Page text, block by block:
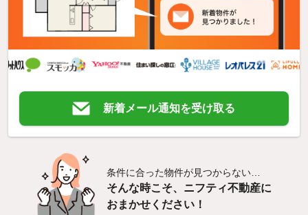
新着メール通知を受け取る
条件に合った物件が見つからない…
そんな時こそ、ニフティ不動産に
おまかせください！